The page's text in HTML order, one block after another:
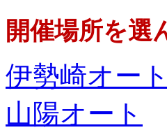
開催場所を選
伊勢崎オート
山陽オート